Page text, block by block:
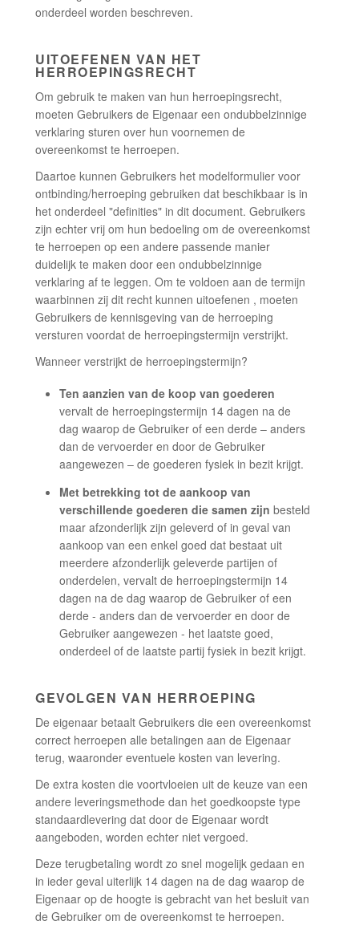
onderdeel worden beschreven.
UITOEFENEN VAN HET
HERROEPINGSRECHT
Om gebruik te maken van hun herroepingsrecht,
moeten Gebruikers de Eigenaar een ondubbelzinnige
verklaring sturen over hun voornemen de
overeenkomst te herroepen.
Daartoe kunnen Gebruikers het modelformulier voor
ontbinding/herroeping gebruiken dat beschikbaar is in
het onderdeel "definities" in dit document. Gebruikers
zijn echter vrij om hun bedoeling om de overeenkomst
te herroepen op een andere passende manier
duidelijk te maken door een ondubbelzinnige
verklaring af te leggen. Om te voldoen aan de termijn
waarbinnen zij dit recht kunnen uitoefenen , moeten
Gebruikers de kennisgeving van de herroeping
versturen voordat de herroepingstermijn verstrijkt.
Wanneer verstrijkt de herroepingstermijn?
Ten aanzien van de koop van goederen
vervalt de herroepingstermijn 14 dagen na de
dag waarop de Gebruiker of een derde – anders
dan de vervoerder en door de Gebruiker
aangewezen – de goederen fysiek in bezit krijgt.
Met betrekking tot de aankoop van
verschillende goederen die samen zijn besteld
maar afzonderlijk zijn geleverd of in geval van
aankoop van een enkel goed dat bestaat uit
meerdere afzonderlijk geleverde partijen of
onderdelen, vervalt de herroepingstermijn 14
dagen na de dag waarop de Gebruiker of een
derde - anders dan de vervoerder en door de
Gebruiker aangewezen - het laatste goed,
onderdeel of de laatste partij fysiek in bezit krijgt.
GEVOLGEN VAN HERROEPING
De eigenaar betaalt Gebruikers die een overeenkomst
correct herroepen alle betalingen aan de Eigenaar
terug, waaronder eventuele kosten van levering.
De extra kosten die voortvloeien uit de keuze van een
andere leveringsmethode dan het goedkoopste type
standaardlevering dat door de Eigenaar wordt
aangeboden, worden echter niet vergoed.
Deze terugbetaling wordt zo snel mogelijk gedaan en
in ieder geval uiterlijk 14 dagen na de dag waarop de
Eigenaar op de hoogte is gebracht van het besluit van
de Gebruiker om de overeenkomst te herroepen.